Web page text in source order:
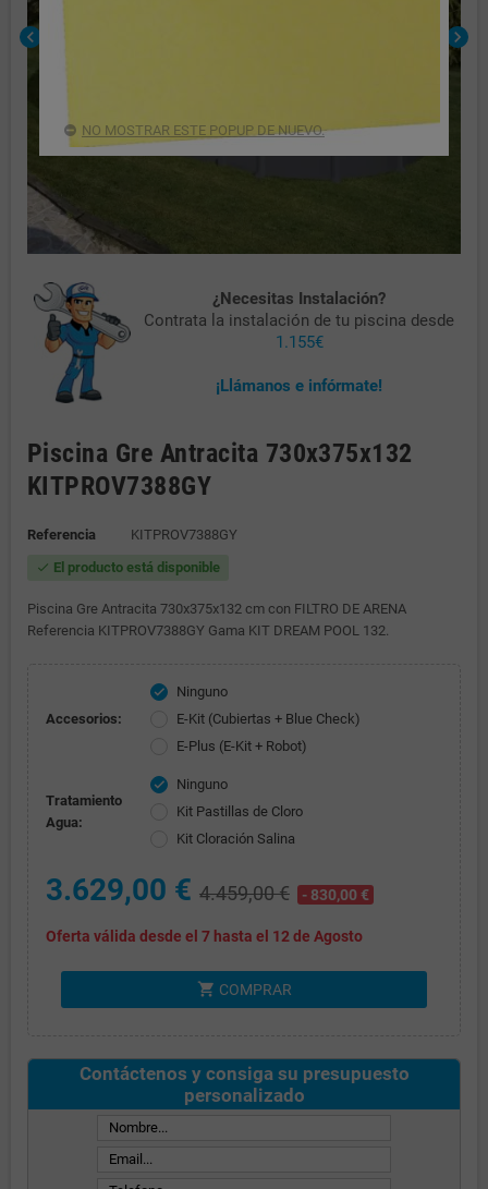
chevron_left chevron_right
¿Necesitas Instalación?
Contrata la instalación de tu piscina desde
1.155€
¡Llámanos e infórmate!
Piscina Gre Antracita 730x375x132
KITPROV7388GY
Referencia KITPROV7388GY
check El producto está disponible
Piscina Gre Antracita 730x375x132 cm con FILTRO DE ARENA
Referencia KITPROV7388GY Gama KIT DREAM POOL 132.
Accesorios:
check
Ninguno
E-Kit (Cubiertas + Blue Check)
E-Plus (E-Kit + Robot)
Tratamiento
Agua:
check
Ninguno
Kit Pastillas de Cloro
Kit Cloración Salina
3.629,00 € 4.459,00 € - 830,00 €
Oferta válida desde el 7 hasta el 12 de Agosto
shopping_cart COMPRAR
Contáctenos y consiga su presupuesto
personalizado
NO MOSTRAR ESTE POPUP DE NUEVO.